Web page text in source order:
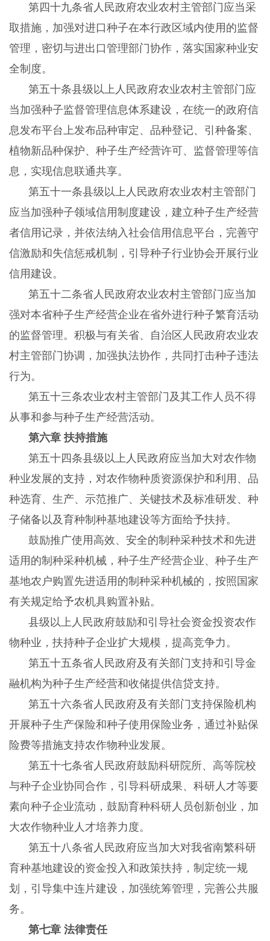
第四十九条省人民政府农业农村主管部门应当采
取措施，加强对进口种子在本行政区域内使用的监督
管理，密切与进出口管理部门协作，落实国家种业安
全制度。
第五十条县级以上人民政府农业农村主管部门应
当加强种子监督管理信息体系建设，在统一的政府信
息发布平台上发布品种审定、品种登记、引种备案、
植物新品种保护、种子生产经营许可、监督管理等信
息，实现信息联通共享。
第五十一条县级以上人民政府农业农村主管部门
应当加强种子领域信用制度建设，建立种子生产经营
者信用记录，并依法纳入社会信用信息平台，完善守
信激励和失信惩戒机制，引导种子行业协会开展行业
信用建设。
第五十二条省人民政府农业农村主管部门应当加
强对本省种子生产经营企业在省外进行种子繁育活动
的监督管理。积极与有关省、自治区人民政府农业农
村主管部门协调，加强执法协作，共同打击种子违法
行为。
第五十三条农业农村主管部门及其工作人员不得
从事和参与种子生产经营活动。
第六章 扶持措施
第五十四条县级以上人民政府应当加大对农作物
种业发展的支持，对农作物种质资源保护和利用、品
种选育、生产、示范推广、关键技术及标准研发、种
子储备以及育种制种基地建设等方面给予扶持。
鼓励推广使用高效、安全的制种采种技术和先进
适用的制种采种机械，种子生产经营企业、种子生产
基地农户购置先进适用的制种采种机械的，按照国家
有关规定给予农机具购置补贴。
县级以上人民政府鼓励和引导社会资金投资农作
物种业，扶持种子企业扩大规模，提高竞争力。
第五十五条省人民政府及有关部门支持和引导金
融机构为种子生产经营和收储提供信贷支持。
第五十六条省人民政府及有关部门支持保险机构
开展种子生产保险和种子使用保险业务，通过补贴保
险费等措施支持农作物种业发展。
第五十七条省人民政府鼓励科研院所、高等院校
与种子企业协同合作，引导科研成果、科研人才等要
素向种子企业流动，鼓励育种科研人员创新创业，加
大农作物种业人才培养力度。
第五十八条省人民政府应当加大对我省南繁科研
育种基地建设的资金投入和政策扶持，制定统一规
划，引导集中连片建设，加强统筹管理，完善公共服
务。
第七章 法律责任